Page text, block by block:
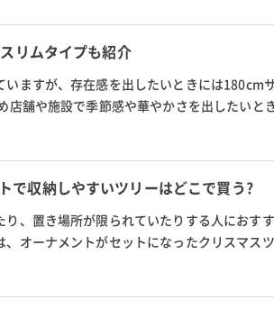
リムタイプも紹介
ますが、存在感を出したいときには180cm
店舗や施設で季節感や華やかさを出したいと
方、アルザ...
で収納しやすいツリーはどこで買う?
、置き場所が限られていたりする人におすす
オーナメントがセットになったクリスマス
ムタ...